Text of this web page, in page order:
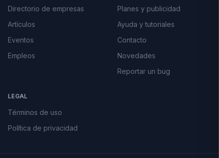
Directorio de empresas
Artículos
Eventos
Empleos
Planes y publicidad
Ayuda y tutoriales
Contacto
Novedades
Reportar un bug
LEGAL
Términos de uso
Política de privacidad